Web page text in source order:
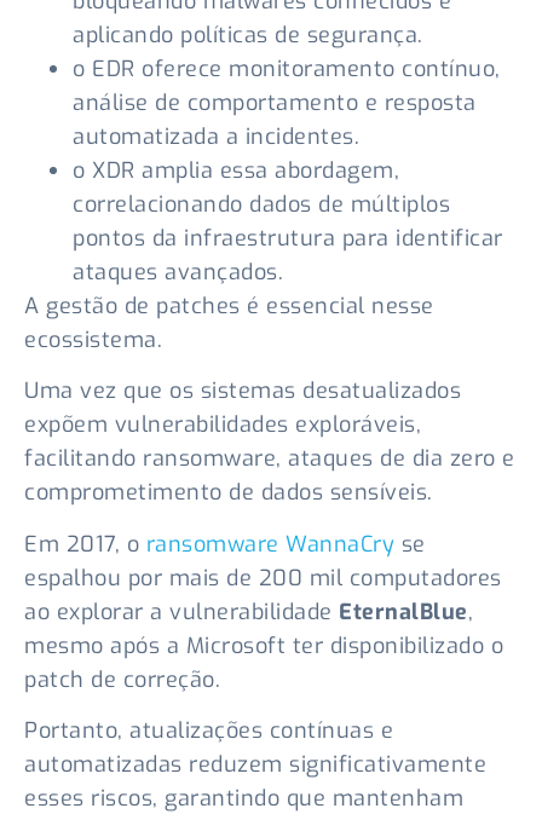
aplicando políticas de segurança.
o EDR oferece monitoramento contínuo,
análise de comportamento e resposta
automatizada a incidentes.
o XDR amplia essa abordagem,
correlacionando dados de múltiplos
pontos da infraestrutura para identificar
ataques avançados.
A gestão de patches é essencial nesse
ecossistema.
Uma vez que os sistemas desatualizados
expõem vulnerabilidades exploráveis,
facilitando ransomware, ataques de dia zero e
comprometimento de dados sensíveis.
Em 2017, o ransomware WannaCry se
espalhou por mais de 200 mil computadores
ao explorar a vulnerabilidade EternalBlue,
mesmo após a Microsoft ter disponibilizado o
patch de correção.
Portanto, atualizações contínuas e
automatizadas reduzem significativamente
esses riscos, garantindo que mantenham